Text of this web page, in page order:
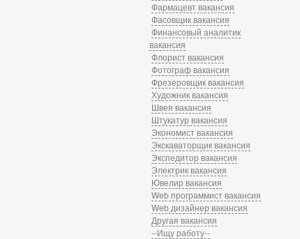
Фармацевт вакансия
Фасовщик вакансия
Финансовый аналитик
вакансия
Флорист вакансия
Фотограф вакансия
Фрезеровщик вакансия
Художник вакансия
Швея вакансия
Штукатур вакансия
Экономист вакансия
Экскаваторщик вакансия
Экспедитор вакансия
Электрик вакансия
Ювелир вакансия
Web программист вакансия
Web дизайнер вакансия
Другая вакансия
--Ищу работу--